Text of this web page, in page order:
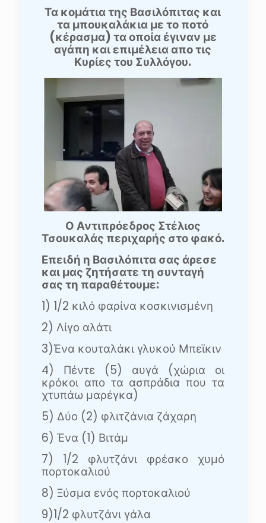
Τα κομάτια της Βασιλόπιτας και
τα μπουκαλάκια με το ποτό
(κέρασμα) τα οποία έγιναν με
αγάπη και επιμέλεια απο τις
Κυρίες του Συλλόγου.
Ο Αντιπρόεδρος Στέλιος
Τσουκαλάς περιχαρής στο φακό.
Επειδή η Βασιλόπιτα σας άρεσε
και μας ζητήσατε τη συνταγή
σας τη παραθέτουμε:
1) 1/2 κιλό φαρίνα κοσκινισμένη
2) Λίγο αλάτι
3)Ένα κουταλάκι γλυκού Μπεϊκιν
4) Πέντε (5) αυγά (χώρια οι
κρόκοι απο τα ασπράδια που τα
χτυπάω μαρέγκα)
5) Δύο (2) φλιτζάνια ζάχαρη
6) Ένα (1) Βιτάμ
7) 1/2 φλυτζάνι φρέσκο χυμό
πορτοκαλιού
8) Ξύσμα ενός πορτοκαλιού
9)1/2 φλυτζάνι γάλα